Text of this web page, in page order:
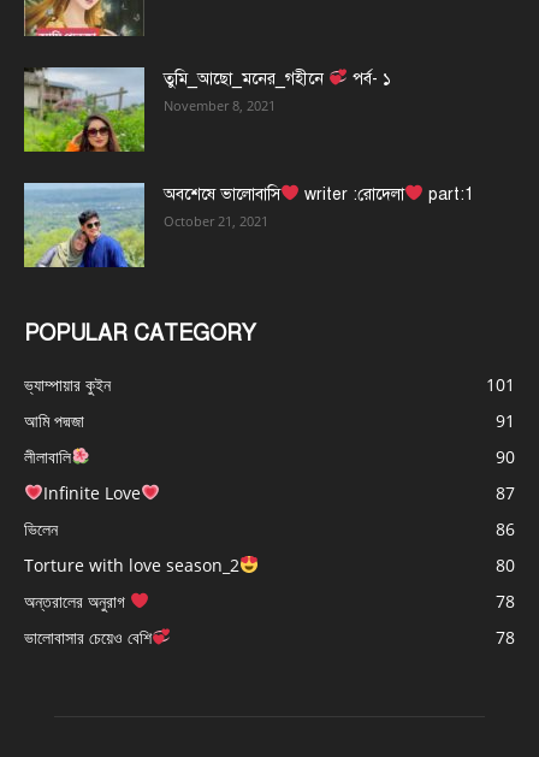
তুমি_আছো_মনের_গহীনে পর্ব- ১
November 8, 2021
অবশেষে ভালোবাসি writer :রোদেলা part:1
October 21, 2021
POPULAR CATEGORY
ভ্যাম্পায়ার কুইন
101
আমি পদ্মজা
91
লীলাবালি
90
Infinite Love
87
ভিলেন
86
Torture with love season_2
80
অন্তরালের অনুরাগ
78
ভালোবাসার চেয়েও বেশি
78